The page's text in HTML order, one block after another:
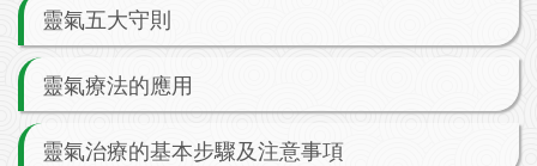
靈氣五大守則
靈氣療法的應用
靈氣治療的基本步驟及注意事項